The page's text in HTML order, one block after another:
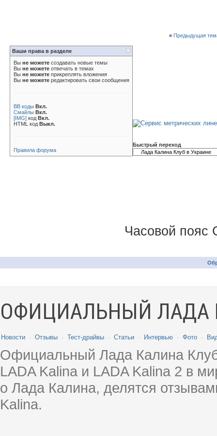
« Предыдущая
Ваши права в разделе
Вы не можете создавать новые темы
Вы не можете отвечать в темах
Вы не можете прикреплять вложения
Вы не можете редактировать свои сообщения
BB коды Вкл.
Смайлы Вкл.
[IMG] код Вкл.
HTML код Выкл.
Правила форума
Быстрый переход
Часовой пояс
ОФИЦИАЛЬНЫЙ ЛАДА
Новости · Отзывы · Тест-драйвы · Статьи · Интервью · Фото ·
Официальный Лада Калина
LADA Kalina и LADA Kalina 2 в
о Лада Калина, делятся
Kalina.